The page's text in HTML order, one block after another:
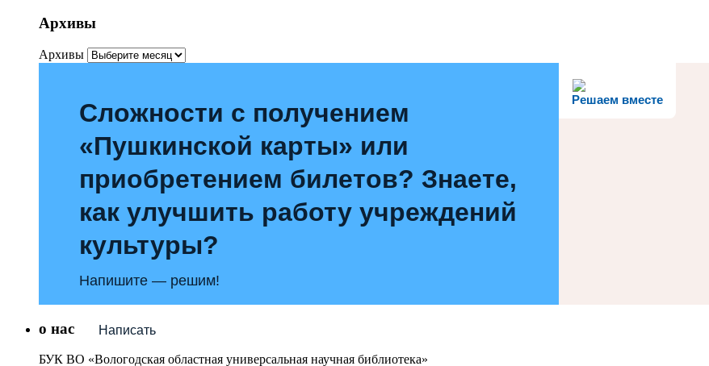
Архивы
Архивы
Решаем вместе
Сложности с получением
«Пушкинской карты» или
приобретением билетов? Знаете,
как улучшить работу учреждений
культуры?
Напишите — решим!
Написать
о нас
БУК ВО «Вологодская областная универсальная научная библиотека»